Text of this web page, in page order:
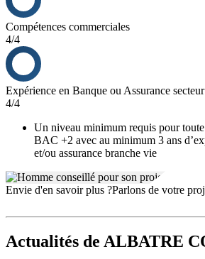
Compétences commerciales
4/4
Expérience en Banque ou Assurance
4/4
Un niveau minimum requis pour toute
BAC +2 avec au minimum 3 ans
et/ou assurance branche vie
Envie d'en savoir plus ?Parlons de votre
Actualités de ALBATRE